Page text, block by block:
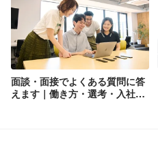
面談・面接でよくある質問に答
えます｜働き方・選考・入社後